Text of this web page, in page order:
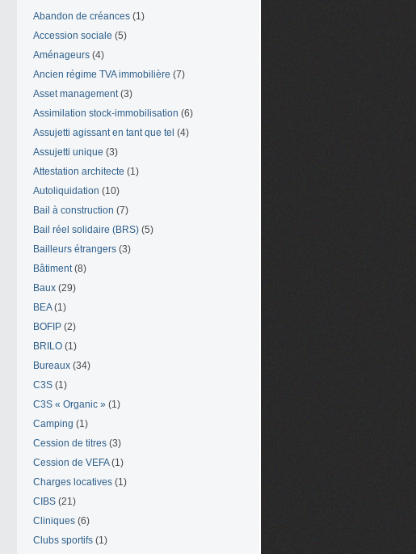
Abandon de créances (1)
Accession sociale (5)
Aménageurs (4)
Ancien régime TVA immobilière (7)
Asset management(3)
Assimilation stock-immobilisation (6)
Assujetti agissant en tant que tel (4)
Assujetti unique (3)
Attestation architecte (1)
Autoliquidation (10)
Bail à construction (7)
Bail réel solidaire (BRS) (5)
Bailleurs étrangers (3)
Bâtiment(8)
Baux (29)
BEA(1)
BOFIP (2)
BRILO (1)
Bureaux (34)
C3S (1)
C3S « Organic » (1)
Camping (1)
Cession de titres (3)
Cession de VEFA(1)
Charges locatives (1)
CIBS (21)
Cliniques (6)
Clubs sportifs (1)